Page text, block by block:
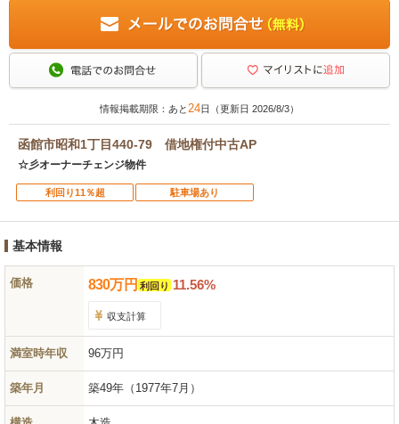
情報掲載期限：あと24日（更新日 2026/8/3）
函館市昭和1丁目440-79 借地権付中古AP
☆彡オーナーチェンジ物件
利回り11％超 駐車場あり
基本情報
価格 830万円 利回り 11.56%
収支計算
満室時年収 96万円
築年月 築49年 （1977年7月）